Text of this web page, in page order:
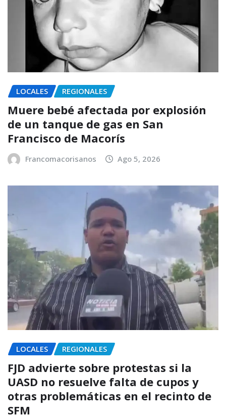
LOCALES REGIONALES
Muere bebé afectada por explosión
de un tanque de gas en San
Francisco de Macorís
Francomacorisanos Ago 5, 2026
LOCALES REGIONALES
FJD advierte sobre protestas si la
UASD no resuelve falta de cupos y
otras problemáticas en el recinto de
SFM